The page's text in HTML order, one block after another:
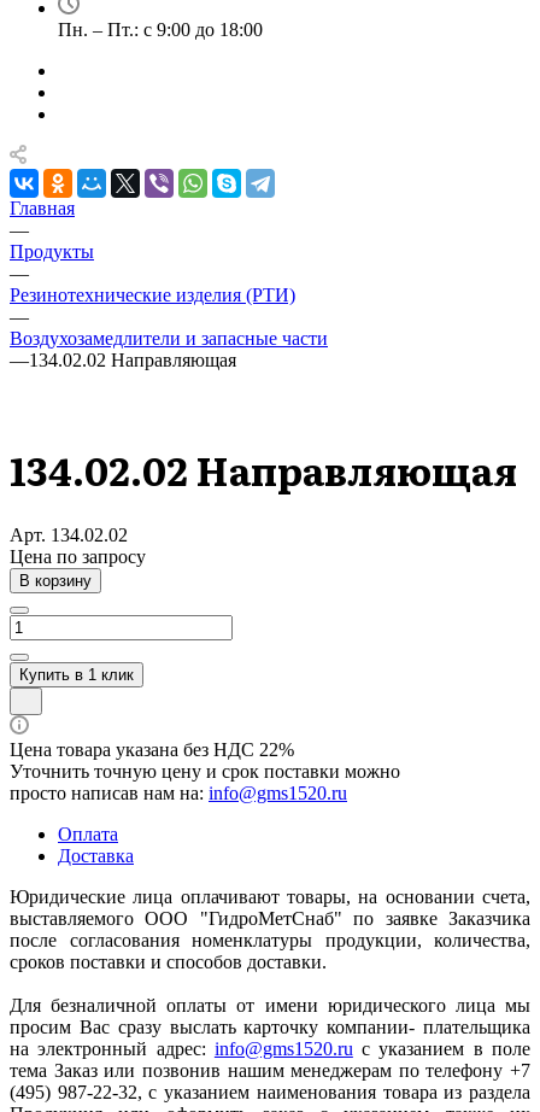
Пн. – Пт.: с 9:00 до 18:00
Главная
—
Продукты
—
Резинотехнические изделия (РТИ)
—
Воздухозамедлители и запасные части
—134.02.02 Направляющая
134.02.02 Направляющая
Арт. 134.02.02
Цена по запросу
В корзину
Купить в 1 клик
Цена товара указана без НДС 22%
Уточнить точную цену и срок поставки можно
просто написав нам на: info@gms1520.ru
Оплата
Доставка
Юридические лица оплачивают товары, на основании счета,
выставляемого ООО "ГидроМетСнаб" по заявке Заказчика
после согласования номенклатуры продукции, количества,
сроков поставки и способов доставки.
Для безналичной оплаты от имени юридического лица мы
просим Вас сразу выслать карточку компании- плательщика
на электронный адрес: info@gms1520.ru с указанием в поле
тема Заказ или позвонив нашим менеджерам по телефону +7
(495) 987-22-32, с указанием наименования товара из раздела